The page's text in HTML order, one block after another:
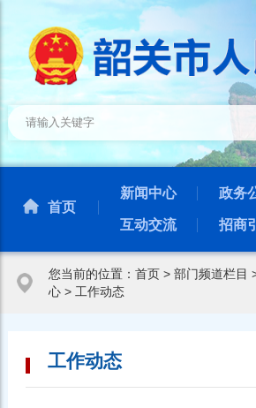
首页
新闻中心 政务
互动交流 招商
您当前的位置： 首页> 部门频道栏目
心> 工作动态
工作动态